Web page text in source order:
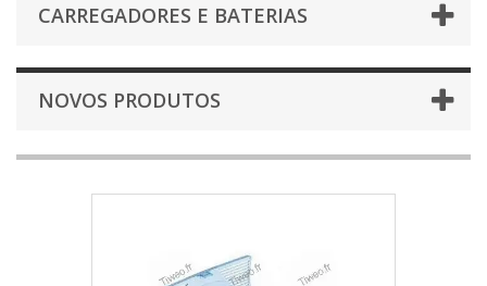
CARREGADORES E BATERIAS
NOVOS PRODUTOS